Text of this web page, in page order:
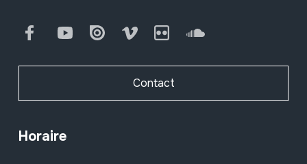
FacebookYoutube Issuu Vimeo Flickr SoundCloud
Contact
Horaire